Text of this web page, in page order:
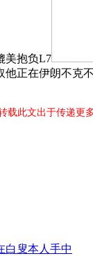
美抱负L7
正在伊朗不克
此文出于传递更
白叟本人手中